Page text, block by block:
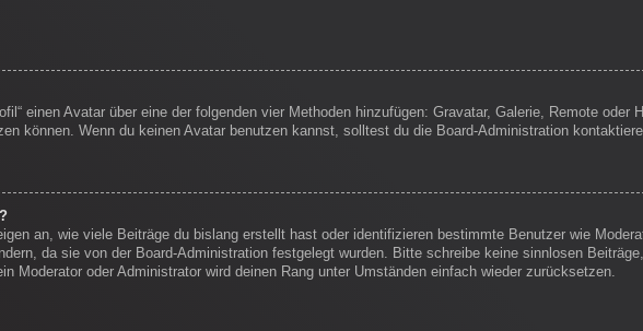
einen Avatar über eine der folgenden vier Methoden hinzufügen: Gravatar, Galerie, Remote oder
können. Wenn du keinen Avatar benutzen kannst, solltest du die Board-Administration
an, wie viele Beiträge du bislang erstellt hast oder identifizieren bestimmte Benutzer wie
da sie von der Board-Administration festgelegt wurden. Bitte schreibe keine sinnlosen
Moderator oder Administrator wird deinen Rang unter Umständen einfach wieder zurücksetzen.